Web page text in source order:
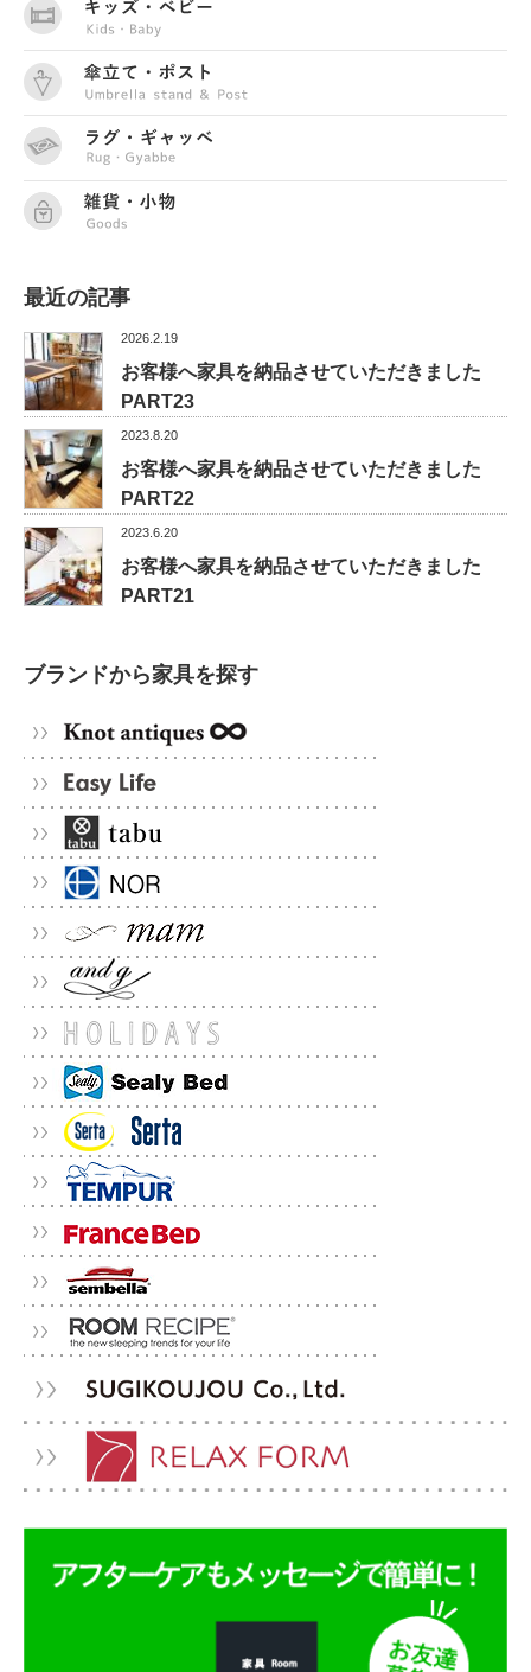
最近の記事
2026.2.19
お客様へ家具を納品させていただきました
PART23
2023.8.20
お客様へ家具を納品させていただきました
PART22
2023.6.20
お客様へ家具を納品させていただきました
PART21
ブランドから家具を探す